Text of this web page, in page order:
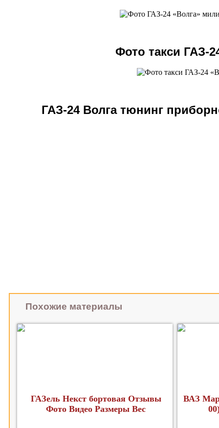
Фото такси ГАЗ-
ГАЗ-24 Волга тюнинг
Похожие материалы
ГАЗель Некст бортовая Отзывы
Фото Видео Размеры Вес
ВАЗ